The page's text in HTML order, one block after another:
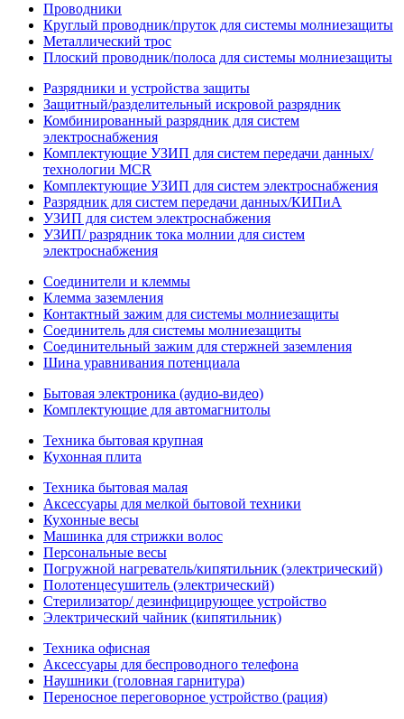
Проводники
Круглый проводник/пруток для системы молниезащиты
Металлический трос
Плоский проводник/полоса для системы молниезащиты
Разрядники и устройства защиты
Защитный/разделительный искровой разрядник
Комбинированный разрядник для систем
электроснабжения
Комплектующие УЗИП для систем передачи данных/
технологии MCR
Комплектующие УЗИП для систем электроснабжения
Разрядник для систем передачи данных/КИПиА
УЗИП для систем электроснабжения
УЗИП/ разрядник тока молнии для систем
электроснабжения
Соединители и клеммы
Клемма заземления
Контактный зажим для системы молниезащиты
Соединитель для системы молниезащиты
Соединительный зажим для стержней заземления
Шина уравнивания потенциала
Бытовая электроника (аудио-видео)
Комплектующие для автомагнитолы
Техника бытовая крупная
Кухонная плита
Техника бытовая малая
Аксессуары для мелкой бытовой техники
Кухонные весы
Машинка для стрижки волос
Персональные весы
Погружной нагреватель/кипятильник (электрический)
Полотенцесушитель (электрический)
Стерилизатор/ дезинфицирующее устройство
Электрический чайник (кипятильник)
Техника офисная
Аксессуары для беспроводного телефона
Наушники (головная гарнитура)
Переносное переговорное устройство (рация)